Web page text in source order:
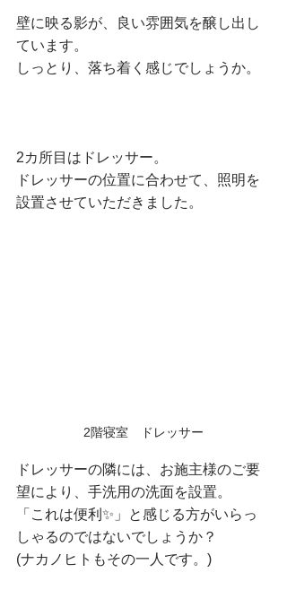
壁に映る影が、良い雰囲気を醸し出し
ています。
しっとり、落ち着く感じでしょうか。
2カ所目はドレッサー。
ドレッサーの位置に合わせて、照明を
設置させていただきました。
2階寝室　ドレッサー
ドレッサーの隣には、お施主様のご要
望により、手洗用の洗面を設置。
「これは便利✨」と感じる方がいらっ
しゃるのではないでしょうか？
(ナカノヒトもその一人です。)